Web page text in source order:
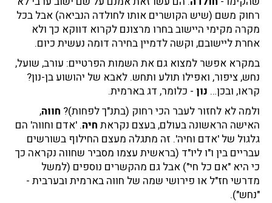
רחוק משם (שיש הקושרים אותו לחולדה הנביאה) אבל בכל
מקרה מקימי היישוב בחרו מרצונם לקרוא דווקא כך ולא
אחרת ליישובם, וקשה לדמיין בחירה דומה נעשית כיום.
במקרא אפשר למצוא גם את השמות הפרטיים: עורב, שועל,
נחש, ציפור, ואפילו תולע ותחש. לאבא של יהושוע בן-נון?
קראו, ובכן… נון - כלומר, דג בארמית.
ולמה לא לחזור לעבר הכי רחוק (בתנ"ך לפחות)? חווה,
האישה הראשונה בעולם, בעצם נקראת חיה. 'אדם וחווה' הם
גלגול של 'אדם וחיה'. זה מתגלה מעצם החילוף בשורשים
עבריים בין ו"ו ליו"ד (בראשית עצמו מסביר שחווה נקראה כך
כי היא "אם כל חי") אבל גם מהקשרים נוספים (למשל
מדרשי חז"ל או פירושי שמה של חווה בארמית ובערבית -
"נחש").